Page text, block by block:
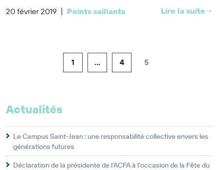
20 février 2019 | Points saillants Lire la suite
1 … 4 5
Actualités
Le Campus Saint-Jean : une responsabilité collective envers les
générations futures
Déclaration de la présidente de l’ACFA à l’occasion de la Fête du